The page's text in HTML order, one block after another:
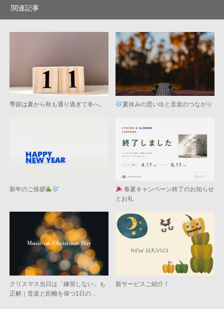
関連記事
季節は夏から秋も通り過ぎて冬へ。 夏休みの思い出と音楽のつながり
新年のご挨拶
春夏キャンペーン終了のお知らせ
とお礼
クリスマス当日は「練習しない」も
正解｜音楽と距離を保つ1日の…
新サービスご紹介！